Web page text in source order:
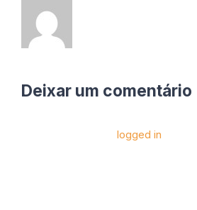
Deixar um comentário
logged in